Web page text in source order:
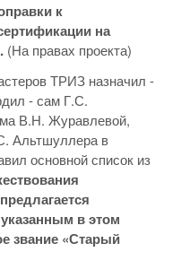
к
на
(На правах проекта)
ТРИЗ назначил -
- сам Г.С.
В.Н. Журавлевой,
Альтшуллера в
основной список из
в этом
звание «Старый